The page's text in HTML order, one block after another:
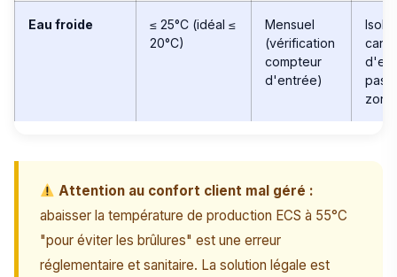
Eau froide
≤ 25°C (idéal ≤
20°C)
Mensuel
(vérification
compteur
d'entrée)
Attention au confort client mal géré :
abaisser la température de production ECS à 55°C
"pour éviter les brûlures" est une erreur
réglementaire et sanitaire. La solution légale est